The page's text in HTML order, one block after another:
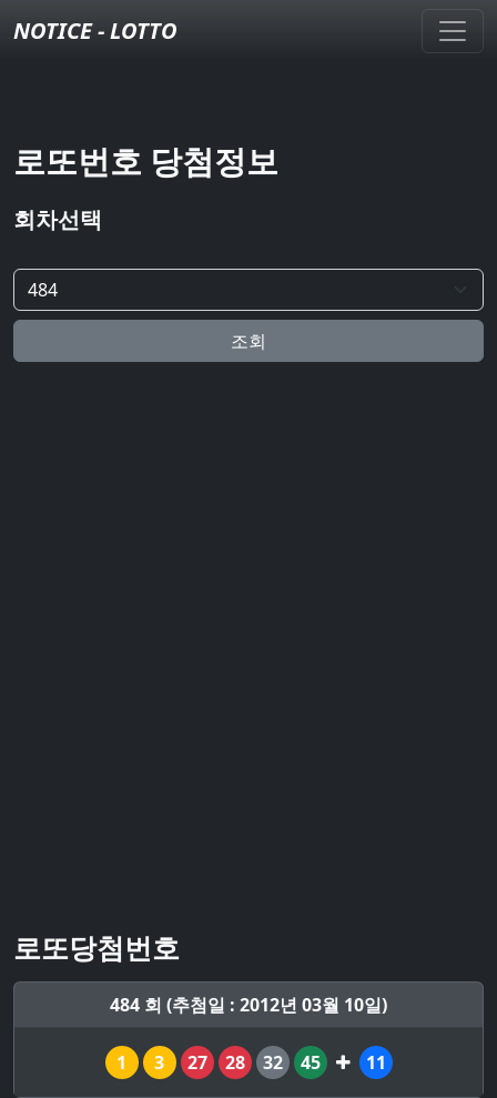
NOTICE - LOTTO
로또번호 당첨정보
회차선택
조회
로또당첨번호
484 회 (추첨일 : 2012년 03월 10일)
1 3 27 28 32 45 11